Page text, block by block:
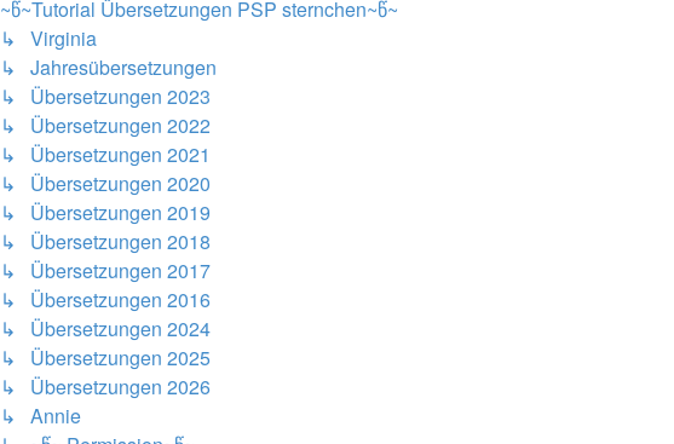
~წ~Tutorial Übersetzungen PSP sternchen~წ~
↳ Virginia
↳ Jahresübersetzungen
↳ Übersetzungen 2023
↳ Übersetzungen 2022
↳ Übersetzungen 2021
↳ Übersetzungen 2020
↳ Übersetzungen 2019
↳ Übersetzungen 2018
↳ Übersetzungen 2017
↳ Übersetzungen 2016
↳ Übersetzungen 2024
↳ Übersetzungen 2025
↳ Übersetzungen 2026
↳ Annie